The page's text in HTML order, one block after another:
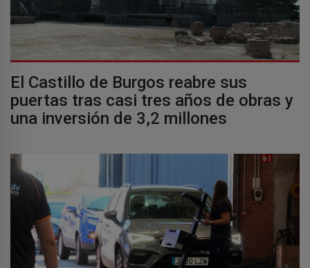
El Castillo de Burgos reabre sus
puertas tras casi tres años de obras y
una inversión de 3,2 millones